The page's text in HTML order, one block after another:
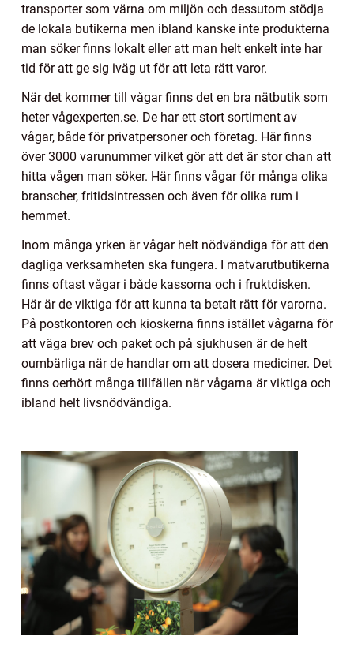
transporter som värna om miljön och dessutom stödja
de lokala butikerna men ibland kanske inte produkterna
man söker finns lokalt eller att man helt enkelt inte har
tid för att ge sig iväg ut för att leta rätt varor.
När det kommer till vågar finns det en bra nätbutik som
heter vågexperten.se. De har ett stort sortiment av
vågar, både för privatpersoner och företag. Här finns
över 3000 varunummer vilket gör att det är stor chan att
hitta vågen man söker. Här finns vågar för många olika
branscher, fritidsintressen och även för olika rum i
hemmet.
Inom många yrken är vågar helt nödvändiga för att den
dagliga verksamheten ska fungera. I matvarutbutikerna
finns oftast vågar i både kassorna och i fruktdisken.
Här är de viktiga för att kunna ta betalt rätt för varorna.
På postkontoren och kioskerna finns istället vågarna för
att väga brev och paket och på sjukhusen är de helt
oumbärliga när de handlar om att dosera mediciner. Det
finns oerhört många tillfällen när vågarna är viktiga och
ibland helt livsnödvändiga.